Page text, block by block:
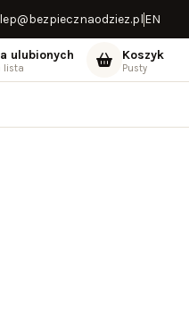
500,00 zł 14 dni na zwrot
EN
ulubionych
lista
Koszyk
Pusty